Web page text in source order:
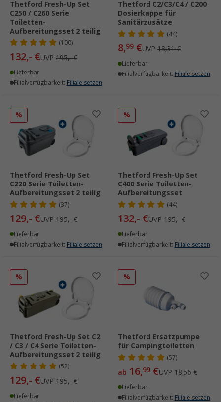
Thetford Fresh-Up Set
C250 / C260 Serie
Toiletten-
Aufbereitungsset 2 teilig
(100)
132,- €UVP 195,- €
Lieferbar
Filialverfügbarkeit: Filiale setzen
Thetford C2/C3/C4 / C200
Dosierkappe für
Sanitärzusätze
(44)
8,99 €UVP 13,31 €
Lieferbar
Filialverfügbarkeit: Filiale setzen
%
Thetford Fresh-Up Set
C220 Serie Toiletten-
Aufbereitungsset 2 teilig
(37)
129,- €UVP 195,- €
Lieferbar
Filialverfügbarkeit: Filiale setzen
%
Thetford Fresh-Up Set
C400 Serie Toiletten-
Aufbereitungsset
(44)
132,- €UVP 195,- €
Lieferbar
Filialverfügbarkeit: Filiale setzen
%
Thetford Fresh-Up Set C2
/ C3 / C4 Serie Toiletten-
Aufbereitungsset 2 teilig
(52)
129,- €UVP 195,- €
Lieferbar
%
Thetford Ersatzpumpe
für Campingtoiletten
(57)
ab 16,99 €UVP 18,56 €
Lieferbar
Filialverfügbarkeit: Filiale setzen